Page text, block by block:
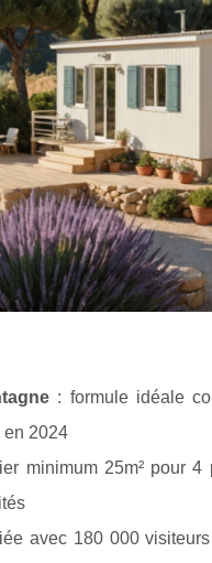
: formule idéale
en 2024
minimum 25m² pour 4
avec 180 000